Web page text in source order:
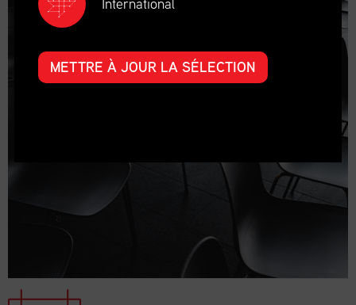
METTRE À JOUR LA SÉLECTION